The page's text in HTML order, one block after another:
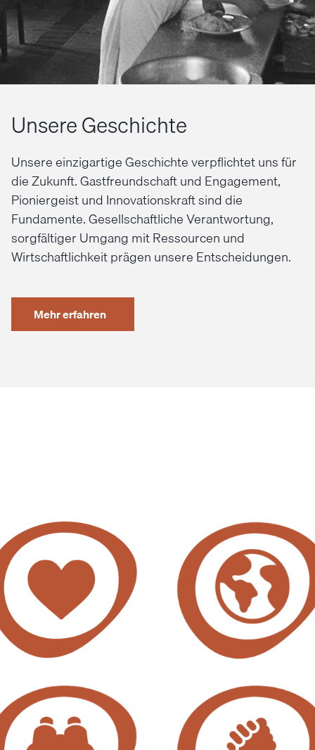
Unsere Geschichte
Unsere einzigartige Geschichte verpflichtet uns für
die Zukunft. Gastfreundschaft und Engagement,
Pioniergeist und Innovationskraft sind die
Fundamente. Gesellschaftliche Verantwortung,
sorgfältiger Umgang mit Ressourcen und
Wirtschaftlichkeit prägen unsere Entscheidungen.
Mehr erfahren